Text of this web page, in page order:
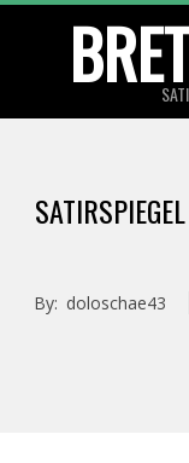
Menu
By: doloschae43